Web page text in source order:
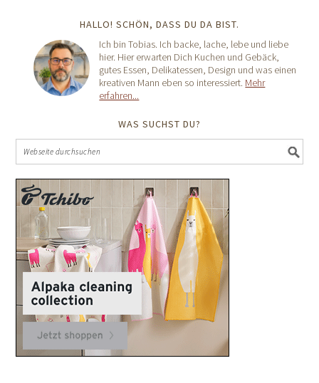
HALLO! SCHÖN, DASS DU DA BIST.
Ich bin Tobias. Ich backe, lache, lebe und liebe
hier. Hier erwarten Dich Kuchen und Gebäck,
gutes Essen, Delikatessen, Design und was einen
kreativen Mann eben so interessiert. Mehr
erfahren...
WAS SUCHST DU?